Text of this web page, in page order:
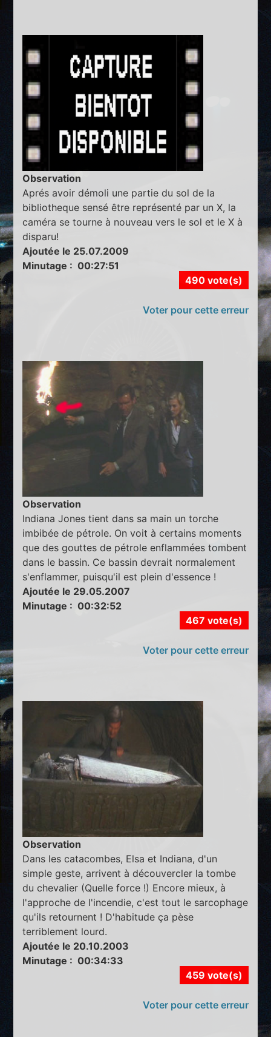
Observation
Aprés avoir démoli une partie du sol de la
bibliotheque sensé être représenté par un X, la
caméra se tourne à nouveau vers le sol et le X à
disparu!
Ajoutée le 25.07.2009
Minutage : 00:27:51
490 vote(s)
Voter pour cette erreur
Observation
Indiana Jones tient dans sa main un torche
imbibée de pétrole. On voit à certains moments
que des gouttes de pétrole enflammées tombent
dans le bassin. Ce bassin devrait normalement
s'enflammer, puisqu'il est plein d'essence !
Ajoutée le 29.05.2007
Minutage : 00:32:52
467 vote(s)
Voter pour cette erreur
Observation
Dans les catacombes, Elsa et Indiana, d'un
simple geste, arrivent à découvercler la tombe
du chevalier (Quelle force !) Encore mieux, à
l'approche de l'incendie, c'est tout le sarcophage
qu'ils retournent ! D'habitude ça pèse
terriblement lourd.
Ajoutée le 20.10.2003
Minutage : 00:34:33
459 vote(s)
Voter pour cette erreur